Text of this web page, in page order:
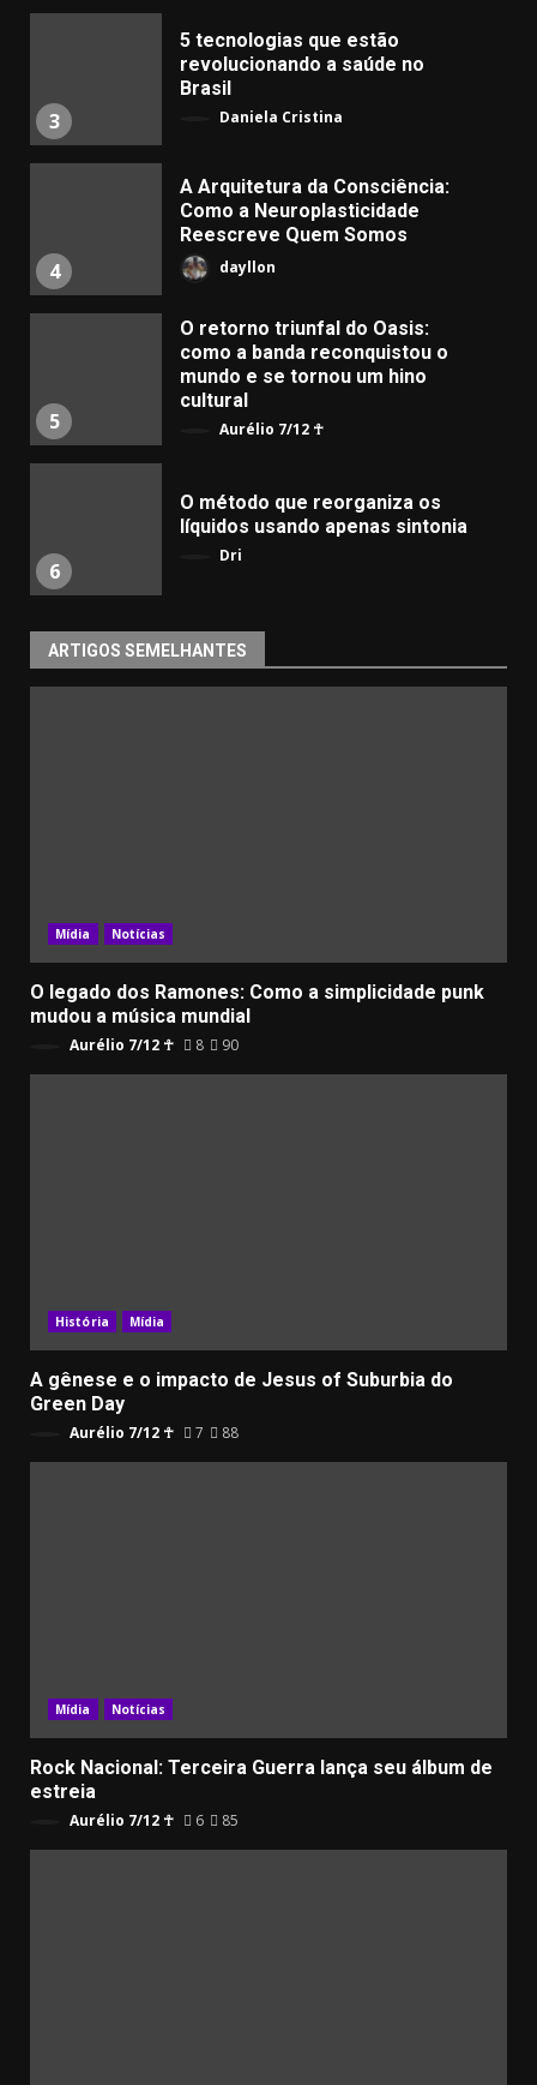
3
5 tecnologias que estão
revolucionando a saúde no
Brasil
Daniela Cristina
4
A Arquitetura da Consciência:
Como a Neuroplasticidade
Reescreve Quem Somos
dayllon
5
O retorno triunfal do Oasis:
como a banda reconquistou o
mundo e se tornou um hino
cultural
Aurélio 7/12 ☥
6
​O método que reorganiza os
líquidos usando apenas sintonia
Dri
ARTIGOS SEMELHANTES
Mídia Notícias
O legado dos Ramones: Como a simplicidade punk
mudou a música mundial
Aurélio 7/12 ☥ 8 90
História Mídia
A gênese e o impacto de Jesus of Suburbia do
Green Day
Aurélio 7/12 ☥ 7 88
Mídia Notícias
Rock Nacional: Terceira Guerra lança seu álbum de
estreia
Aurélio 7/12 ☥ 6 85